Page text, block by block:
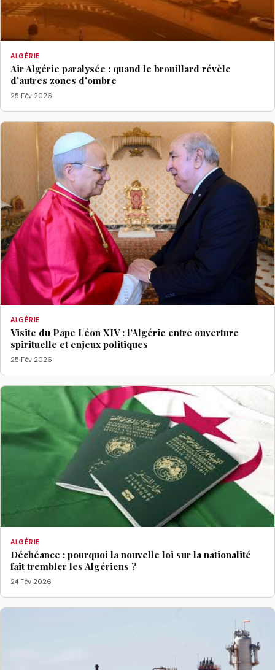
ALGÉRIE
Air Algérie paralysée : quand le brouillard révèle
d’autres zones d’ombre
25 Fév 2026
ALGÉRIE
Visite du Pape Léon XIV : l’Algérie entre ouverture
spirituelle et enjeux politiques
25 Fév 2026
ALGÉRIE
Déchéance : pourquoi la nouvelle loi sur la nationalité
fait trembler les Algériens ?
24 Fév 2026